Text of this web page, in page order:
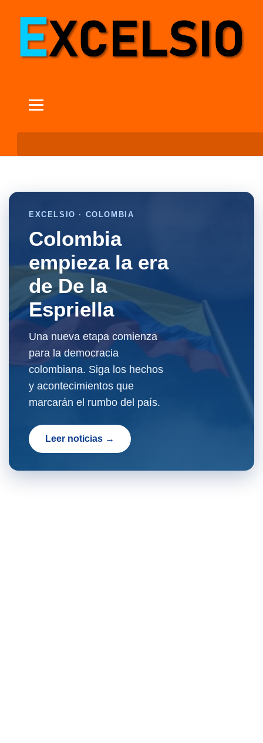
EXCELSIO · COLOMBIA
Colombia
empieza la era
de De la
Espriella
Una nueva etapa comienza
para la democracia
colombiana. Siga los hechos
y acontecimientos que
marcarán el rumbo del país.
Leer noticias →